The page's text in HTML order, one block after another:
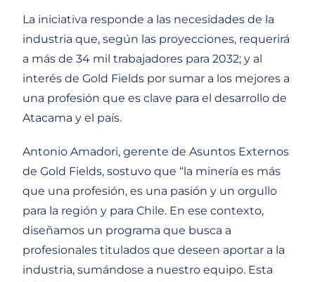
La iniciativa responde a las necesidades de la
industria que, según las proyecciones, requerirá
a más de 34 mil trabajadores para 2032; y al
interés de Gold Fields por sumar a los mejores a
una profesión que es clave para el desarrollo de
Atacama y el país.
Antonio Amadori, gerente de Asuntos Externos
de Gold Fields, sostuvo que “la minería es más
que una profesión, es una pasión y un orgullo
para la región y para Chile. En ese contexto,
diseñamos un programa que busca a
profesionales titulados que deseen aportar a la
industria, sumándose a nuestro equipo. Esta